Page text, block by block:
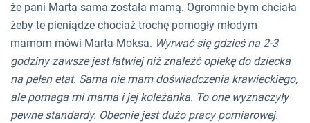
że pani Marta sama została mamą. Ogromnie bym chciała
żeby te pieniądze chociaż trochę pomogły młodym
mamom mówi Marta Moksa. Wyrwać się gdzieś na 2-3
godziny zawsze jest łatwiej niż znaleźć opiekę do dziecka
na pełen etat. Sama nie mam doświadczenia krawieckiego,
ale pomaga mi mama i jej koleżanka. To one wyznaczyły
pewne standardy. Obecnie jest dużo pracy pomiarowej.